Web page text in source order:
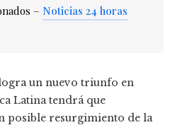
– Noticias 24 horas
un nuevo triunfo en
Latina tendrá que
posible resurgimiento de la